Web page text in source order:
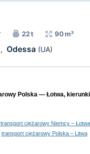
22 t 90 m³
, Odessa (UA)
Polska — Łotwa,
transport ciężarowy Niemcy – Łotwa
transport ciężarowy Polska – Litwa